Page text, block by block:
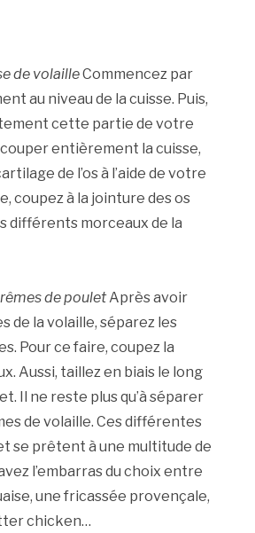
de volailleCommencez par
au niveau de la cuisse. Puis,
cette partie de votre
entièrement la cuisse,
de l’os à l’aide de votre
coupez à la jointure des os
différents morceaux de la
de pouletAprès avoir
de la volaille, séparez les
Pour ce faire, coupez la
Aussi, taillez en biais le long
Il ne reste plus qu’à séparer
de volaille. Ces différentes
se prêtent à une multitude de
l’embarras du choix entre
une fricassée provençale,
chicken…